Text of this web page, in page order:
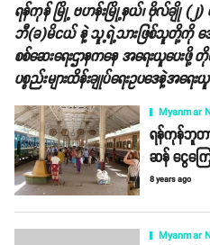
ရန်ကုန် မြို့ ဗဟန်းမြို့နယ်၊ ဗိုလ်ချို (၂
ဘီ(ခ)မိငယ် နဲ့ သူ့ရဲ့သားဖြစ်သူတို့ကို
စစ်ဆေးရေးဌာနကနေ အရေးယူပေးဖို့
ပစ္စည်းများထိန်းချုပ်ရေးဥပဒေ
Myanmar
ရန်ကုန်ဘူတ
ဆန် ငွေကြ
8 years ago
Myanmar